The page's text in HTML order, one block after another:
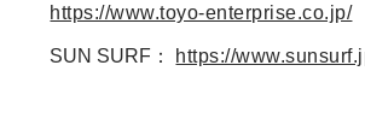
https://www.toyo-enterprise.co.jp/
SUN SURF： https://